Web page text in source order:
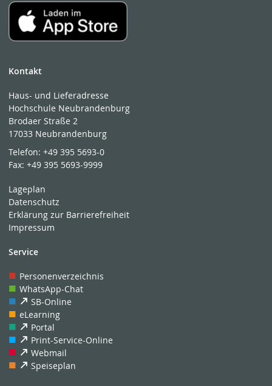
Kontakt
Haus- und Lieferadresse
Hochschule Neubrandenburg
Brodaer Straße 2
17033 Neubrandenburg
Telefon:+49 395 5693-0
Fax:+49 395 5693-9999
Lageplan
Datenschutz
Erklärung zur Barrierefreiheit
Impressum
Service
Personenverzeichnis
WhatsApp-Chat
SB-Online
eLearning
Portal
Print-Service-Online
Webmail
Speiseplan